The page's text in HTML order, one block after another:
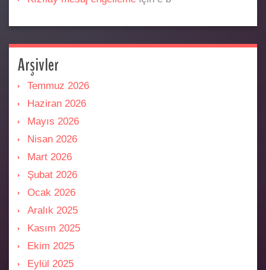
Arşivler
Temmuz 2026
Haziran 2026
Mayıs 2026
Nisan 2026
Mart 2026
Şubat 2026
Ocak 2026
Aralık 2025
Kasım 2025
Ekim 2025
Eylül 2025